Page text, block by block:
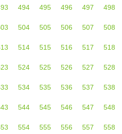
494 495 496 497 498
504 505 506 507 508
514 515 516 517 518
524 525 526 527 528
534 535 536 537 538
544 545 546 547 548
554 555 556 557 558